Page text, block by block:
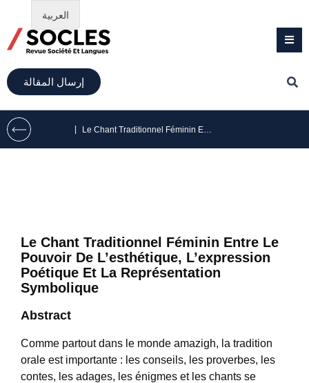
إرسال المقالة
Le Chant Traditionnel Féminin Entre Le Pouvoir De L’esthétique, L’expression Poétique Et La Représentation Symbolique
Le Chant Traditionnel Féminin Entre Le
Pouvoir De L’esthétique, L’expression
Poétique Et La Représentation
Symbolique
Abstract
Comme partout dans le monde amazigh, la tradition
orale est importante : les conseils, les proverbes, les
contes, les adages, les énigmes et les chants se
العربية